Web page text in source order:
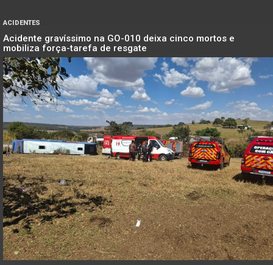
ACIDENTES
Acidente gravíssimo na GO-010 deixa cinco mortos e
mobiliza força-tarefa de resgate